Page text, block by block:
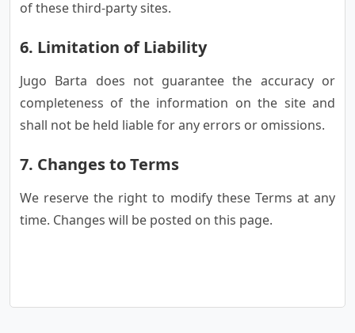
of these third-party sites.
6. Limitation of Liability
Jugo Barta does not guarantee the accuracy or
completeness of the information on the site and
shall not be held liable for any errors or omissions.
7. Changes to Terms
We reserve the right to modify these Terms at any
time. Changes will be posted on this page.